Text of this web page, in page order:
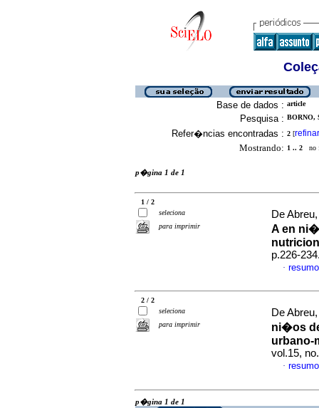
Base de dados : article
Pesquisa : BORNO,
Refer�ncias encontradas : 2 [refinar
Mostrando: 1 .. 2 no
p�gina 1 de 1
1 / 2
seleciona
para imprimir
De
A en
p.226-
·
2 / 2
seleciona
para imprimir
De
ni�os
urbano-
vol.15,
·
p�gina 1 de 1